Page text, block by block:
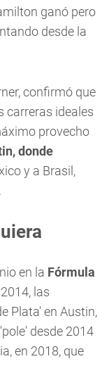
ganó pero
desde la
confirmó que
carreras ideales
provecho
donde
y a Brasil,
en la Fórmula
las
Plata' en Austin,
desde 2014
en 2018, que